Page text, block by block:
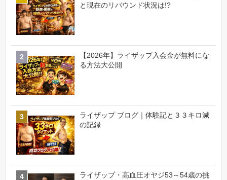
と現在のリバウンド状況は!?
【2026年】ライザップ入会金が無料にな
る方法大公開
ライザップ ブログ｜体験記と３３キロ減
の記録
ライザップ・高血圧オヤジ53～54歳の挑